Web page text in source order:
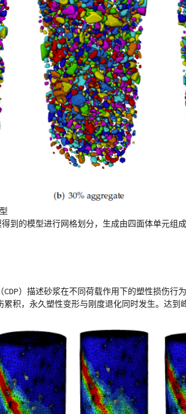
到的模型进行网格划分，生成由四面体单元组
）描述砂浆在不同荷载作用下的塑性损伤
积，永久塑性变形与刚度退化同时发生。达到